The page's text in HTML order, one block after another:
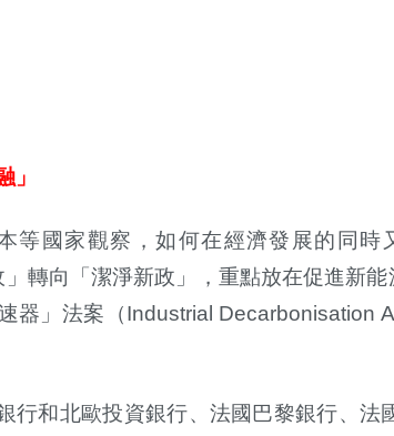
」
等國家觀察，如何在經濟發展的同時
轉向「潔淨新政」，重點放在促進新
器」法案（Industrial Decarbonisation
行和北歐投資銀行、法國巴黎銀行、法